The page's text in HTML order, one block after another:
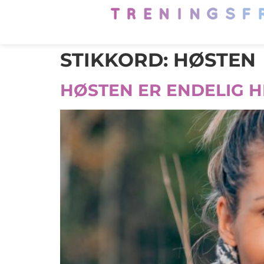
STIKKORD: HØSTEN
HØSTEN ER ENDELIG